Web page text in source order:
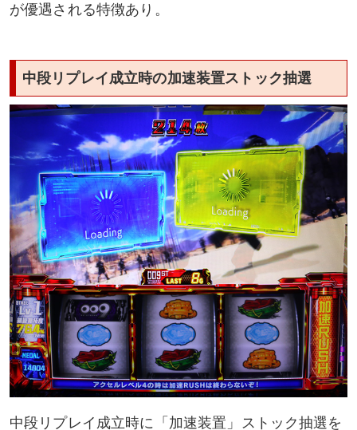
が優遇される特徴あり。
中段リプレイ成立時の加速装置ストック抽選
中段リプレイ成立時に「加速装置」ストック抽選を